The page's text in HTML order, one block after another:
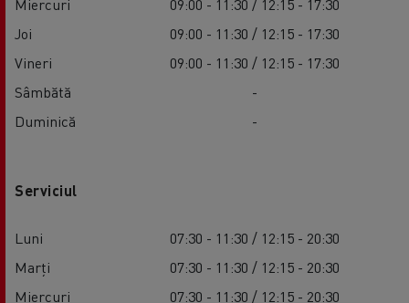
Miercuri
09:00 - 11:30 / 12:15 - 17:30
Joi
09:00 - 11:30 / 12:15 - 17:30
Vineri
09:00 - 11:30 / 12:15 - 17:30
Sâmbătă
-
Duminică
-
Serviciul
Luni
07:30 - 11:30 / 12:15 - 20:30
Marți
07:30 - 11:30 / 12:15 - 20:30
Miercuri
07:30 - 11:30 / 12:15 - 20:30